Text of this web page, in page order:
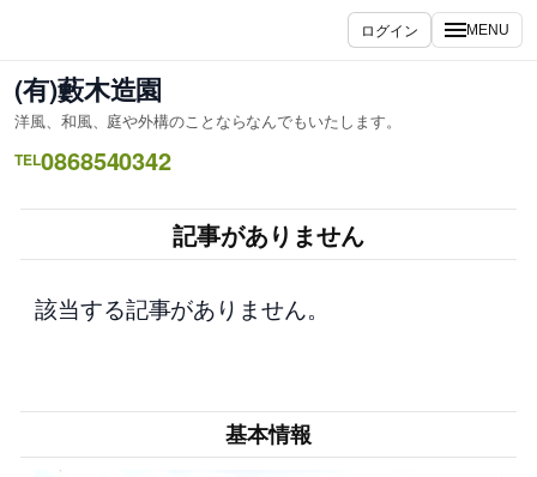
を
ス
キ
ッ
ログイン MENU
(有)藪木造園
洋風、和風、庭や外構のことならなんでもいたします。
TEL0868540342
記事がありません
該当する記事がありません。
基本情報